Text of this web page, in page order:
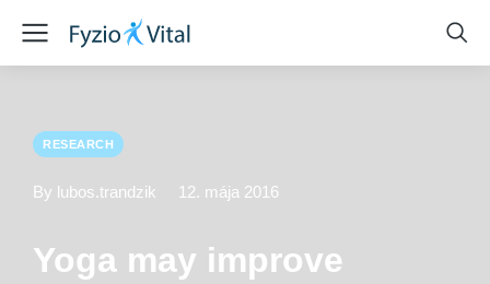
RESEARCH
By lubos.trandzik 12. mája 2016
Yoga may improve